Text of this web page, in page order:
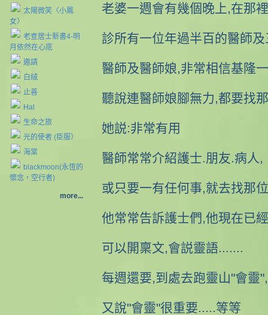
太陽微笑〈小鳳
女〉
老查居士新書4-明
月依然在心底
邀請
白絨
止善
Hal
生命之旅
光的使者 (臣服）
海棠
blackmoon(永恆的
懷念，空行者)
more...
老婆一週會有幾個晚上,在那
診所有一位年過半百的醫師
醫師及醫師娘,非常相信基隆
聽說連醫師娘腳無力,都要找
她説:非常有用
醫師常常介紹護士.朋友.病人,
或只要一有任何事,就去找那
他常常告訴護士們,他現在已
可以開稟文,會説靈語.......
每週還要,到處去跑靈山"會靈",
又說"會靈"很重要.....等等